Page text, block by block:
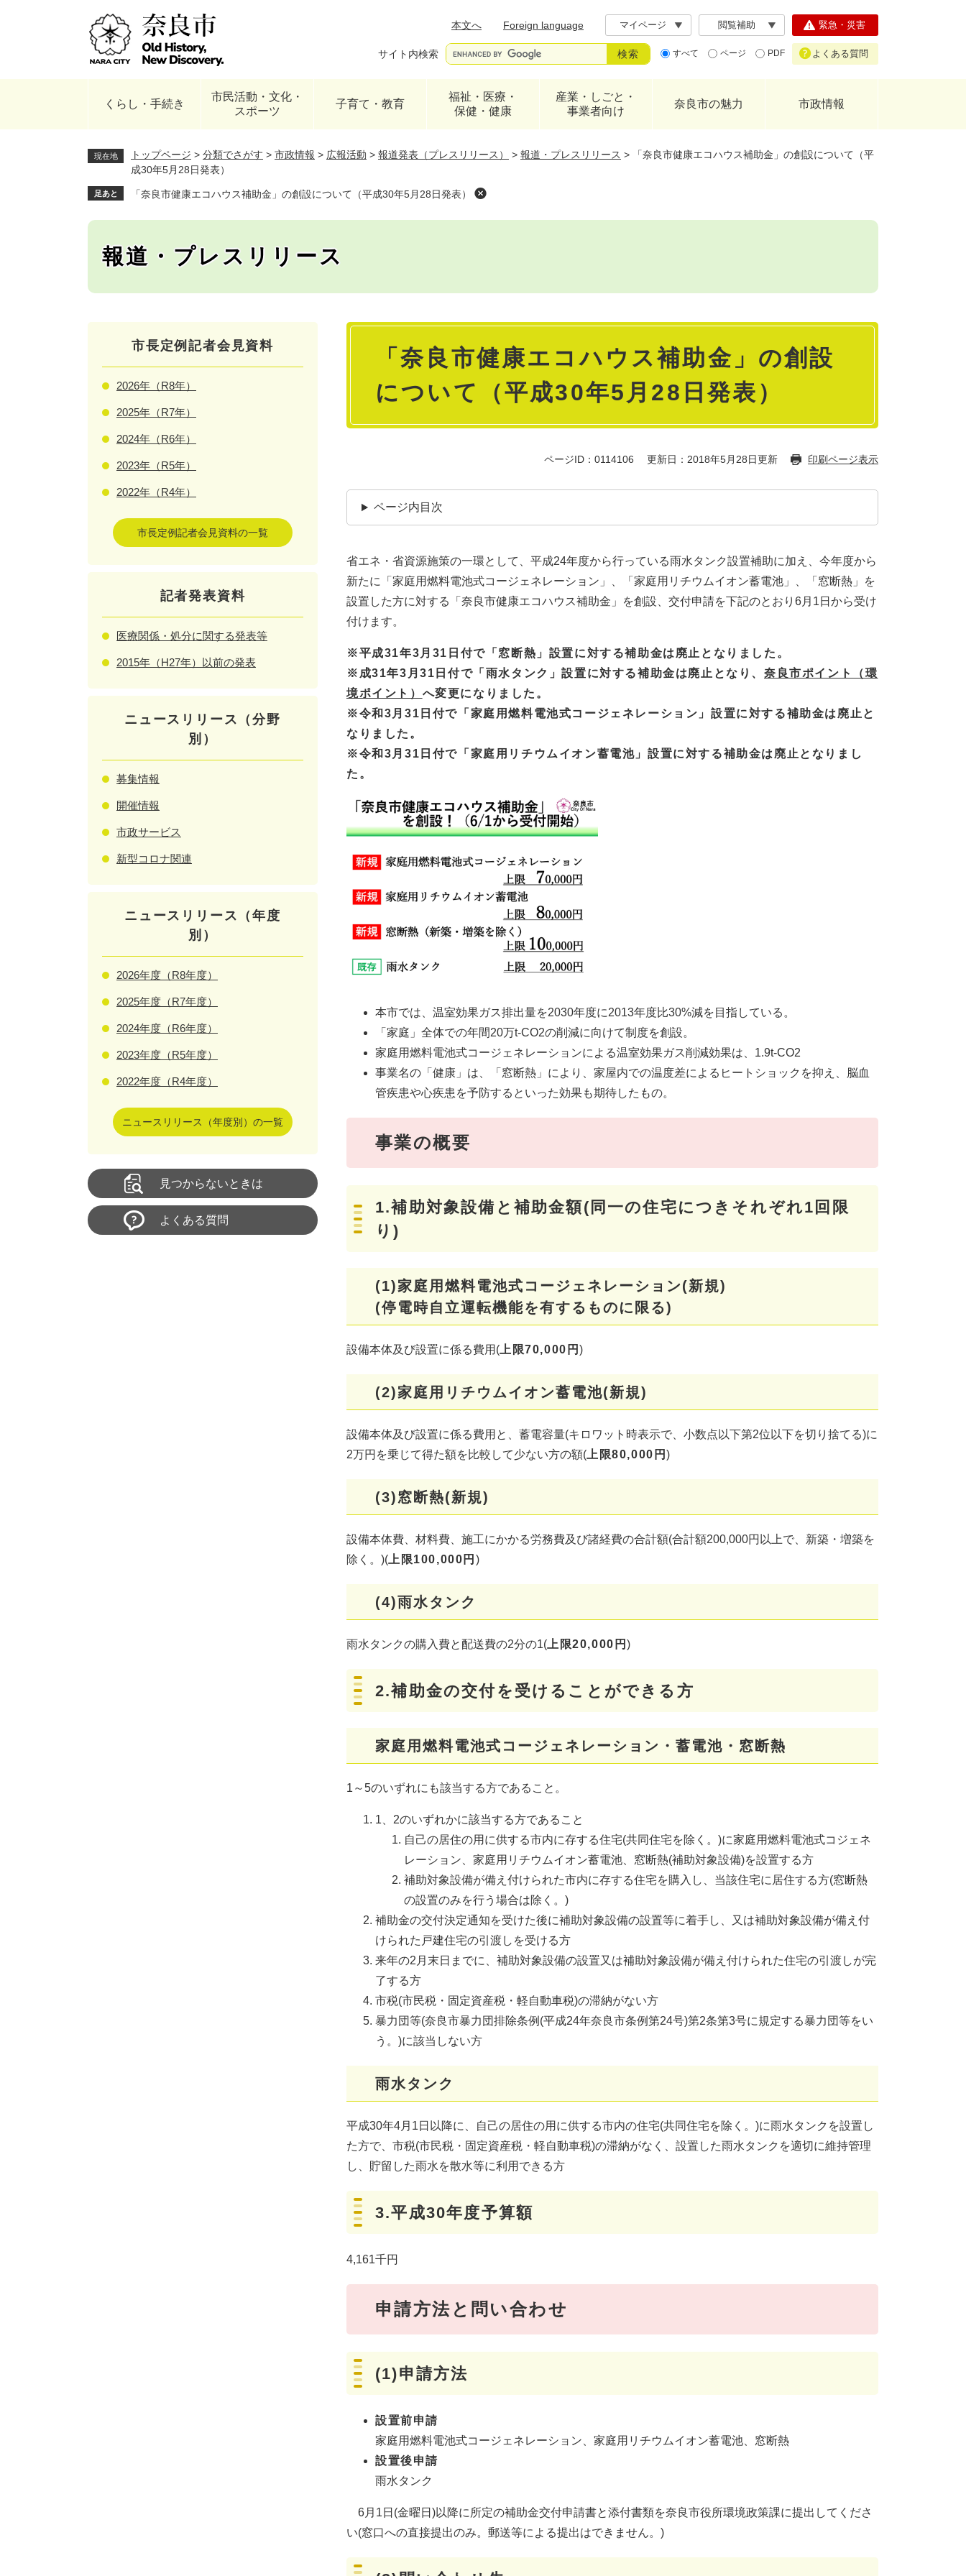
本文へ
Foreign language マイページ 閲覧補助
サイト内検索 すべて ページ PDF
緊急・災害
よくある質問
くらし・手続き
市民活動・文化・
スポーツ
子育て・教育
福祉・医療・
保健・健康
産業・しごと・
事業者向け
奈良市の魅力 市政情報
現在地 トップページ > 分類でさがす > 市政情報 > 広報活動 > 報道発表（プレスリリース） > 報道・プレスリリース >
「奈良市健康エコハウス補助金」の創設について（平
成30年5月28日発表）
足あと 「奈良市健康エコハウス補助金」の創設について（平成30年5月28日発表）
報道・プレスリリース
本
「奈良市健康エコハウス補助金」の創設
について（平成30年5月28日発表）
ページID：0114106 更新日：2018年5月28日更新 印刷ページ表示
ページ内目次
省エネ・省資源施策の一環として、平成24年度から行っている雨水タンク設置補助に加え、今年度から
新たに「家庭用燃料電池式コージェネレーション」、「家庭用リチウムイオン蓄電池」、「窓断熱」を
設置した方に対する「奈良市健康エコハウス補助金」を創設、交付申請を下記のとおり6月1日から受け
付けます。
※平成31年3月31日付で「窓断熱」設置に対する補助金は廃止となりました。
※成31年3月31日付で「雨水タンク」設置に対する補助金は廃止となり、奈良市ポイント（環
境ポイント） へ変更になりました。
※令和3月31日付で「家庭用燃料電池式コージェネレーション」設置に対する補助金は廃止と
なりました。
​※令和3月31日付で「家庭用リチウムイオン蓄電池」設置に対する補助金は廃止となりまし
た。
本市では、温室効果ガス排出量を2030年度に2013年度比30%減を目指している。
「家庭」全体での年間20万t-CO2の削減に向けて制度を創設。
家庭用燃料電池式コージェネレーションによる温室効果ガス削減効果は、1.9t-CO2
事業名の「健康」は、「窓断熱」により、家屋内での温度差によるヒートショックを抑え、脳血
管疾患や心疾患を予防するといった効果も期待したもの。
事業の概要
1.補助対象設備と補助金額(同一の住宅につきそれぞれ1回限
り)
(1)家庭用燃料電池式コージェネレーション(新規)
(停電時自立運転機能を有するものに限る)
設備本体及び設置に係る費用( 上限70,000円)
(2)家庭用リチウムイオン蓄電池(新規)
設備本体及び設置に係る費用と、蓄電容量(キロワット時表示で、小数点以下第2位以下を切り捨てる)に
2万円を乗じて得た額を比較して少ない方の額( 上限80,000円)
(3)窓断熱(新規)
設備本体費、材料費、施工にかかる労務費及び諸経費の合計額(合計額200,000円以上で、新築・増築を
除く。)( 上限100,000円 )
(4)雨水タンク
雨水タンクの購入費と配送費の2分の1( 上限20,000円)
2.補助金の交付を受けることができる方
家庭用燃料電池式コージェネレーション・蓄電池・窓断熱
1～5のいずれにも該当する方であること。
1、2のいずれかに該当する方であること
自己の居住の用に供する市内に存する住宅(共同住宅を除く。)に家庭用燃料電池式コジェネ
レーション、家庭用リチウムイオン蓄電池、窓断熱(補助対象設備)を設置する方
補助対象設備が備え付けられた市内に存する住宅を購入し、当該住宅に居住する方(窓断熱
の設置のみを行う場合は除く。)
補助金の交付決定通知を受けた後に補助対象設備の設置等に着手し、又は補助対象設備が備え付
けられた戸建住宅の引渡しを受ける方
来年の2月末日までに、補助対象設備の設置又は補助対象設備が備え付けられた住宅の引渡しが完
了する方
市税(市民税・固定資産税・軽自動車税)の滞納がない方
暴力団等(奈良市暴力団排除条例(平成24年奈良市条例第24号)第2条第3号に規定する暴力団等をい
う。)に該当しない方
雨水タンク
平成30年4月1日以降に、自己の居住の用に供する市内の住宅(共同住宅を除く。)に雨水タンクを設置し
た方で、市税(市民税・固定資産税・軽自動車税)の滞納がなく、設置した雨水タンクを適切に維持管理
し、貯留した雨水を散水等に利用できる方
3.平成30年度予算額
4,161千円
申請方法と問い合わせ
(1)申請方法
設置前申請
家庭用燃料電池式コージェネレーション、家庭用リチウムイオン蓄電池、窓断熱
設置後申請
雨水タンク
6月1日(金曜日)以降に所定の補助金交付申請書と添付書類を奈良市役所環境政策課に提出してくださ
い(窓口への直接提出のみ。郵送等による提出はできません。)
市長定例記者会見資料
2026年（R8年）
2025年（R7年）
2024年（R6年）
2023年（R5年）
2022年（R4年）
市長定例記者会見資料の一覧
記者発表資料
医療関係・処分に関する発表等
2015年（H27年）以前の発表
ニュースリリース（分野
別）
募集情報
開催情報
市政サービス
新型コロナ関連
ニュースリリース（年度
別）
2026年度（R8年度）
2025年度（R7年度）
2024年度（R6年度）
2023年度（R5年度）
2022年度（R4年度）
ニュースリリース（年度別）の一覧
見つからないときは
よくある質問